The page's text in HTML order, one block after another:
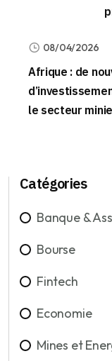
08/04/2026
Afrique : de
le secteur
Catégories
Banque &
Bourse
Fintech
Economie
Mines et